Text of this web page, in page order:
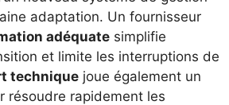
adaptation. Un fournisseur
adéquate simplifie
et limite les interruptions de
technique joue également un
résoudre rapidement les